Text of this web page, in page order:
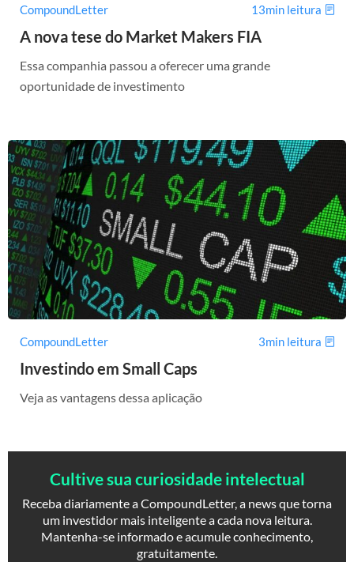
CompoundLetter 13min leitura
A nova tese do Market Makers FIA
Essa companhia passou a oferecer uma grande
oportunidade de investimento
CompoundLetter 3min leitura
Investindo em Small Caps
Veja as vantagens dessa aplicação
Cultive sua curiosidade intelectual
Receba diariamente a CompoundLetter, a news que torna
um investidor mais inteligente a cada nova leitura.
Mantenha-se informado e acumule conhecimento,
gratuitamente.